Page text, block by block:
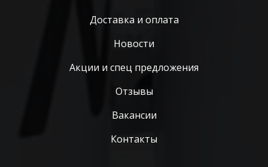
Доставка и оплата
Новости
Акции и спец предложения
Отзывы
Вакансии
Контакты